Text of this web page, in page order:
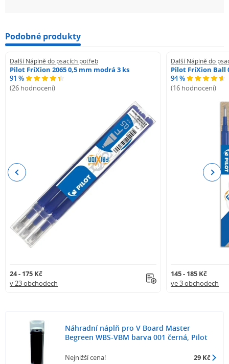
Podobné produkty
Další Náplně do psacích potřeb
Pilot FriXion 2065 0,5 mm modrá 3 ks
91 %
(26 hodnocení)
24 - 175 Kč
v 23 obchodech
Další Náplně do
Pilot FriXion Ball
94 %
(16 hodnocení)
145 - 185 Kč
ve 3 obchodech
Previous Next
Náhradní náplň pro V Board Master
Begreen WBS-VBM barva 001 černá, Pilot
Nejnižší cena! 29 Kč